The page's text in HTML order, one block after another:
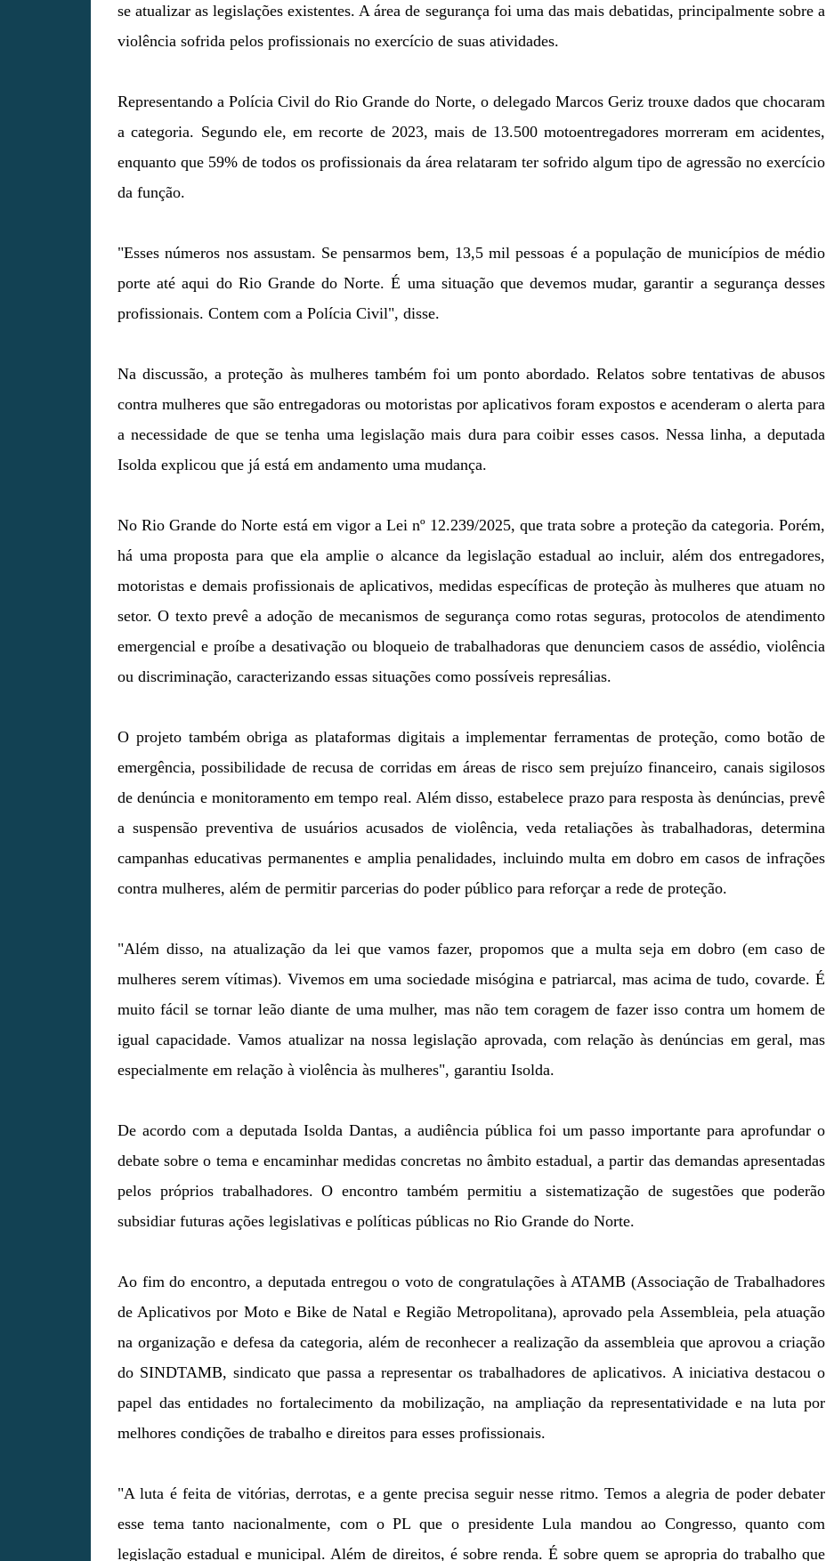
se atualizar as legislações existentes. A área de segurança foi uma das mais debatidas, principalmente sobre a
violência sofrida pelos profissionais no exercício de suas atividades.
Representando a Polícia Civil do Rio Grande do Norte, o delegado Marcos Geriz trouxe dados que chocaram
a categoria. Segundo ele, em recorte de 2023, mais de 13.500 motoentregadores morreram em acidentes,
enquanto que 59% de todos os profissionais da área relataram ter sofrido algum tipo de agressão no exercício
da função.
"Esses números nos assustam. Se pensarmos bem, 13,5 mil pessoas é a população de municípios de médio
porte até aqui do Rio Grande do Norte. É uma situação que devemos mudar, garantir a segurança desses
profissionais. Contem com a Polícia Civil", disse.
Na discussão, a proteção às mulheres também foi um ponto abordado. Relatos sobre tentativas de abusos
contra mulheres que são entregadoras ou motoristas por aplicativos foram expostos e acenderam o alerta para
a necessidade de que se tenha uma legislação mais dura para coibir esses casos. Nessa linha, a deputada
Isolda explicou que já está em andamento uma mudança.
No Rio Grande do Norte está em vigor a Lei nº 12.239/2025, que trata sobre a proteção da categoria. Porém,
há uma proposta para que ela amplie o alcance da legislação estadual ao incluir, além dos entregadores,
motoristas e demais profissionais de aplicativos, medidas específicas de proteção às mulheres que atuam no
setor. O texto prevê a adoção de mecanismos de segurança como rotas seguras, protocolos de atendimento
emergencial e proíbe a desativação ou bloqueio de trabalhadoras que denunciem casos de assédio, violência
ou discriminação, caracterizando essas situações como possíveis represálias.
O projeto também obriga as plataformas digitais a implementar ferramentas de proteção, como botão de
emergência, possibilidade de recusa de corridas em áreas de risco sem prejuízo financeiro, canais sigilosos
de denúncia e monitoramento em tempo real. Além disso, estabelece prazo para resposta às denúncias, prevê
a suspensão preventiva de usuários acusados de violência, veda retaliações às trabalhadoras, determina
campanhas educativas permanentes e amplia penalidades, incluindo multa em dobro em casos de infrações
contra mulheres, além de permitir parcerias do poder público para reforçar a rede de proteção.
"Além disso, na atualização da lei que vamos fazer, propomos que a multa seja em dobro (em caso de
mulheres serem vítimas). Vivemos em uma sociedade misógina e patriarcal, mas acima de tudo, covarde. É
muito fácil se tornar leão diante de uma mulher, mas não tem coragem de fazer isso contra um homem de
igual capacidade. Vamos atualizar na nossa legislação aprovada, com relação às denúncias em geral, mas
especialmente em relação à violência às mulheres", garantiu Isolda.
De acordo com a deputada Isolda Dantas, a audiência pública foi um passo importante para aprofundar o
debate sobre o tema e encaminhar medidas concretas no âmbito estadual, a partir das demandas apresentadas
pelos próprios trabalhadores. O encontro também permitiu a sistematização de sugestões que poderão
subsidiar futuras ações legislativas e políticas públicas no Rio Grande do Norte.
Ao fim do encontro, a deputada entregou o voto de congratulações à ATAMB (Associação de Trabalhadores
de Aplicativos por Moto e Bike de Natal e Região Metropolitana), aprovado pela Assembleia, pela atuação
na organização e defesa da categoria, além de reconhecer a realização da assembleia que aprovou a criação
do SINDTAMB, sindicato que passa a representar os trabalhadores de aplicativos. A iniciativa destacou o
papel das entidades no fortalecimento da mobilização, na ampliação da representatividade e na luta por
melhores condições de trabalho e direitos para esses profissionais.
"A luta é feita de vitórias, derrotas, e a gente precisa seguir nesse ritmo. Temos a alegria de poder debater
esse tema tanto nacionalmente, com o PL que o presidente Lula mandou ao Congresso, quanto com
legislação estadual e municipal. Além de direitos, é sobre renda. É sobre quem se apropria do trabalho que